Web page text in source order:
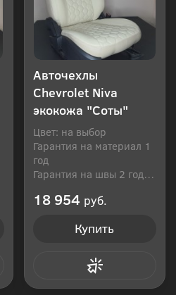
Авточехлы
Chevrolet Niva
экокожа "Соты"
Цвет: на выбор
Гарантия на материал 1
год
Гарантия на швы 2 года
18 954 руб.
Купить